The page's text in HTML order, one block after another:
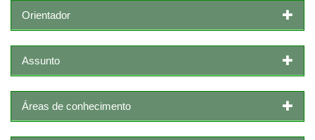
Orientador
Assunto
Áreas de conhecimento